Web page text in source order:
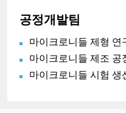
공정개발팀
마이크로니들 제형 연
마이크로니들 제조 공
마이크로니들 시험 생